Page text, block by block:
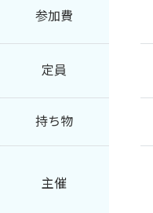
参加費
定員
持ち物
主催